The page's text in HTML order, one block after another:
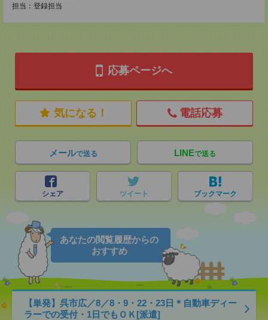
担当：登録担当
応募ページへ
気になる！ 電話応募
メールで送る LINEで送る
シェア ツイート ブックマーク
あなたの閲覧履歴からの
おすすめ
【単発】呉市広／8／8・9・22・23日＊自動車ディー
ラーでの受付・1日でもＯＫ[派遣]